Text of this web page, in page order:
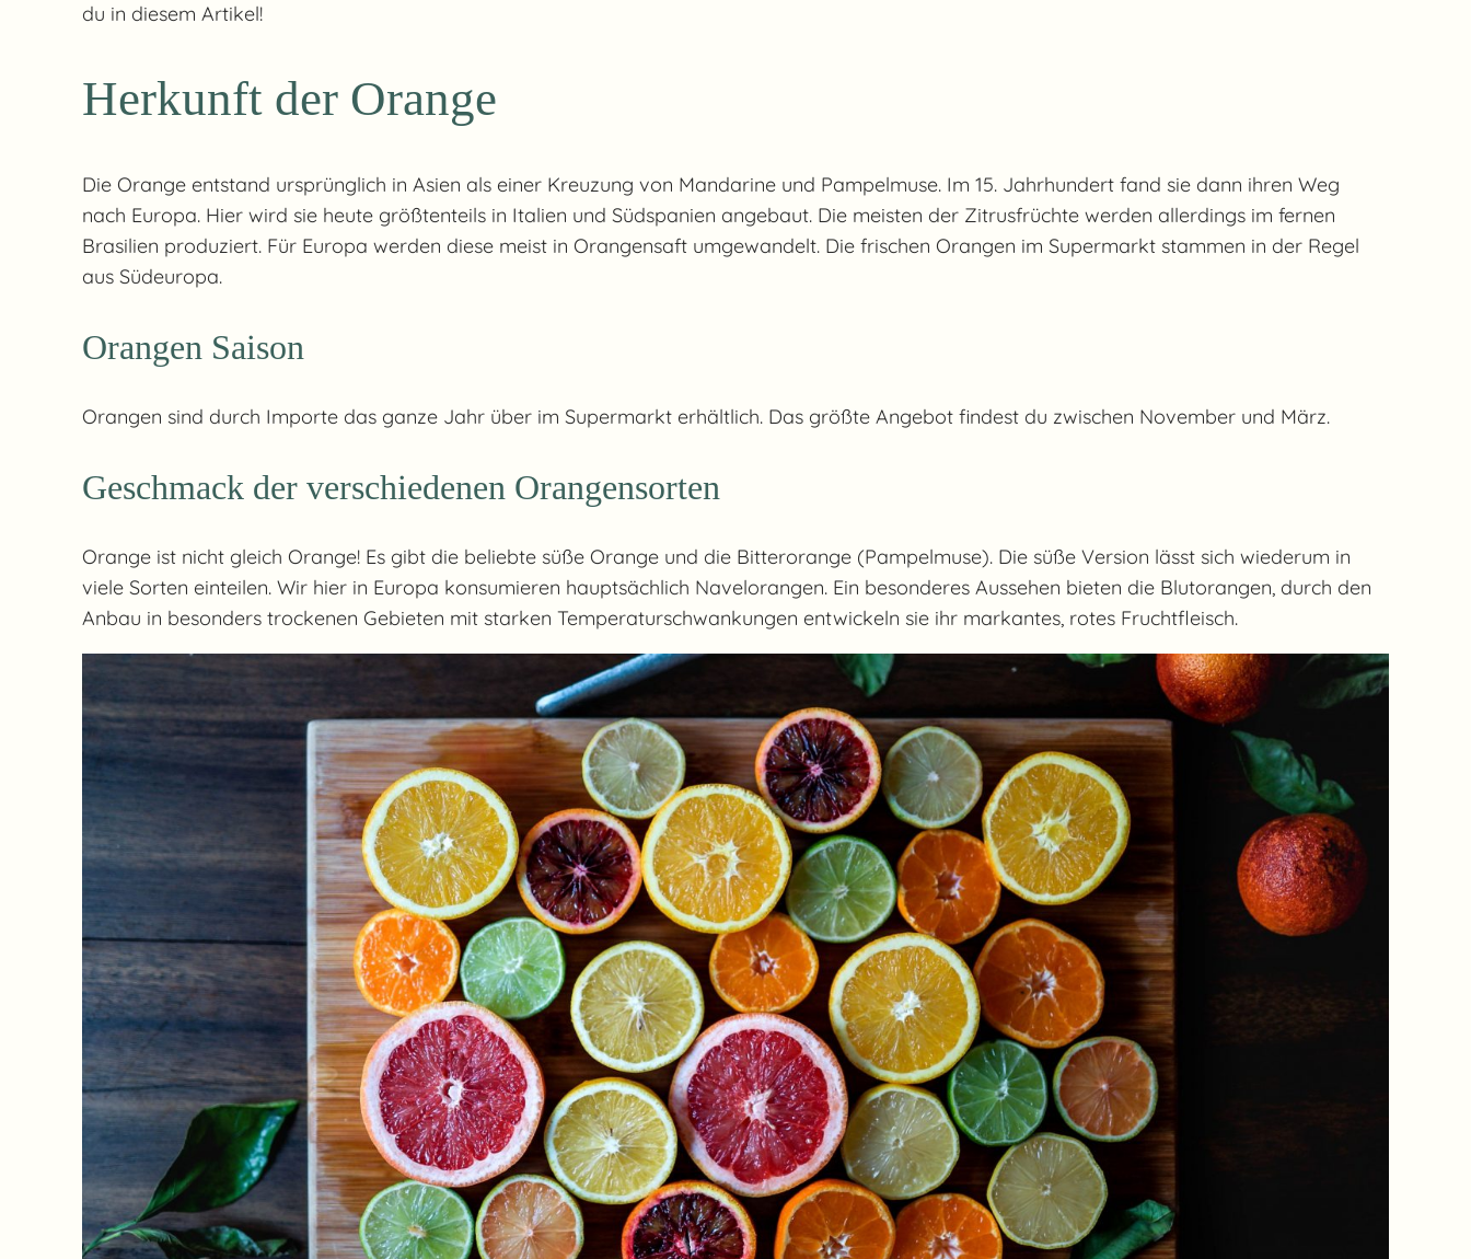
du in diesem Artikel!
Herkunft der Orange
Die Orange entstand ursprünglich in Asien als einer Kreuzung von Mandarine und Pampelmuse. Im 15. Jahrhundert fand sie dann ihren Weg
nach Europa. Hier wird sie heute größtenteils in Italien und Südspanien angebaut. Die meisten der Zitrusfrüchte werden allerdings im fernen
Brasilien produziert. Für Europa werden diese meist in Orangensaft umgewandelt. Die frischen Orangen im Supermarkt stammen in der Regel
aus Südeuropa.
Orangen Saison
Orangen sind durch Importe das ganze Jahr über im Supermarkt erhältlich. Das größte Angebot findest du zwischen November und März.
Geschmack der verschiedenen Orangensorten
Orange ist nicht gleich Orange! Es gibt die beliebte süße Orange und die Bitterorange (Pampelmuse). Die süße Version lässt sich wiederum in
viele Sorten einteilen. Wir hier in Europa konsumieren hauptsächlich Navelorangen. Ein besonderes Aussehen bieten die Blutorangen, durch den
Anbau in besonders trockenen Gebieten mit starken Temperaturschwankungen entwickeln sie ihr markantes, rotes Fruchtfleisch.